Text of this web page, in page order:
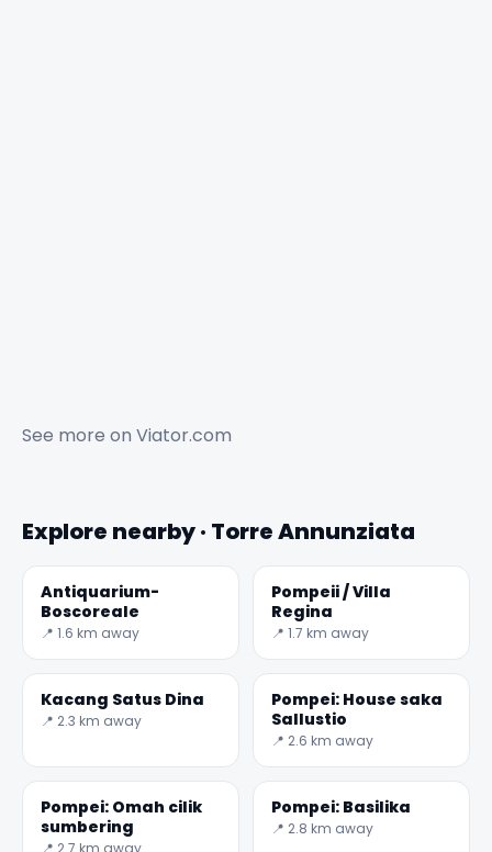
See more on Viator.com
Explore nearby · Torre Annunziata
Antiquarium-
Boscoreale
📍 1.6 km away
Pompeii / Villa
Regina
📍 1.7 km away
Kacang Satus Dina
📍 2.3 km away
Pompei: House saka
Sallustio
📍 2.6 km away
Pompei: Omah cilik
sumbering
Pompei: Basilika
📍 2.8 km away